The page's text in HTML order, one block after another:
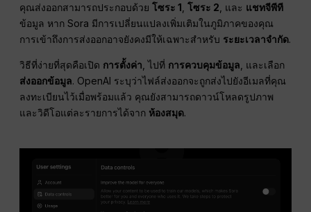
คุณส่งออกสามารถประกอบด้วยโซระ 1 ,โซระ 2 , และ แชทจีพีที
ข้อมูล หาก Sora มีการเปลี่ยนแปลงเพิ่มเติมในภูมิภาคของคุณ
การเข้าถึงการส่งออกอาจยังคงมีให้เฉพาะสำหรับ ระยะเวลาจำกัด.
วิธีที่ง่ายที่สุดคือเปิด การตั้งค่า , ไปที่ การควบคุมข้อมูล , และเลือก
ส่งออกข้อมูล. OpenAI ระบุว่าไฟล์ส่งออกจะถูกส่งไปยังอีเมลที่คุณ
ลงทะเบียนไว้เมื่อพร้อมแล้ว คุณยังสามารถดาวน์โหลดรูปภาพ
และวิดีโอแต่ละรายการได้จาก ห้องสมุด.